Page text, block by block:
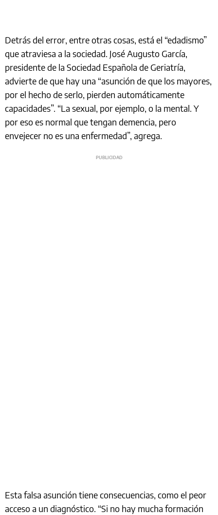
Detrás del error, entre otras cosas, está el “edadismo”
que atraviesa a la sociedad. José Augusto García,
presidente de la Sociedad Española de Geriatría,
advierte de que hay una “asunción de que los mayores,
por el hecho de serlo, pierden automáticamente
capacidades”. “La sexual, por ejemplo, o la mental. Y
por eso es normal que tengan demencia, pero
envejecer no es una enfermedad”, agrega.
Esta falsa asunción tiene consecuencias, como el peor
acceso a un diagnóstico. “Si no hay mucha formación